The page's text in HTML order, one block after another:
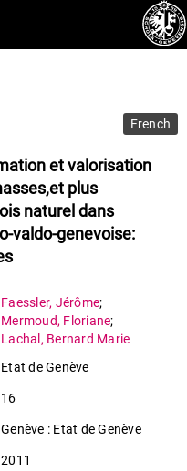
French
et valorisation
plus
naturel dans
valdo-genevoise:
Faessler, Jérôme;
Mermoud, Floriane;
Lachal , Bernard Marie
Etat de Genève
16
Genève : Etat de Genève
2011